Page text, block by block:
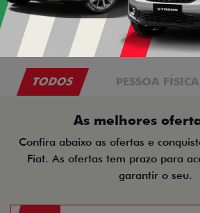
TODOS PESSOA FÍSICA
As melhores
Confira abaixo as ofertas e
Fiat. As ofertas tem prazo para
garantir o seu.